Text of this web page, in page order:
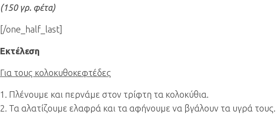
(150 γρ. φέτα)
[/one_half_last]
Εκτέλεση
Για τους κολοκυθοκεφτέδες
1. Πλένουμε και περνάμε στον τρίφτη τα κολοκύθια.
2. Τα αλατίζουμε ελαφρά και τα αφήνουμε να βγάλουν τα υγρά τους.